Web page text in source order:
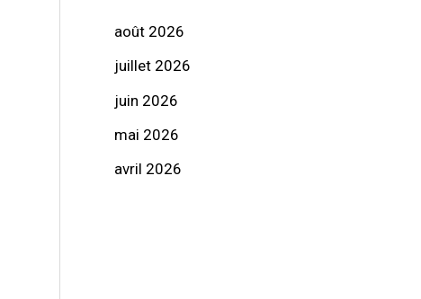
août 2026
juillet 2026
juin 2026
mai 2026
avril 2026